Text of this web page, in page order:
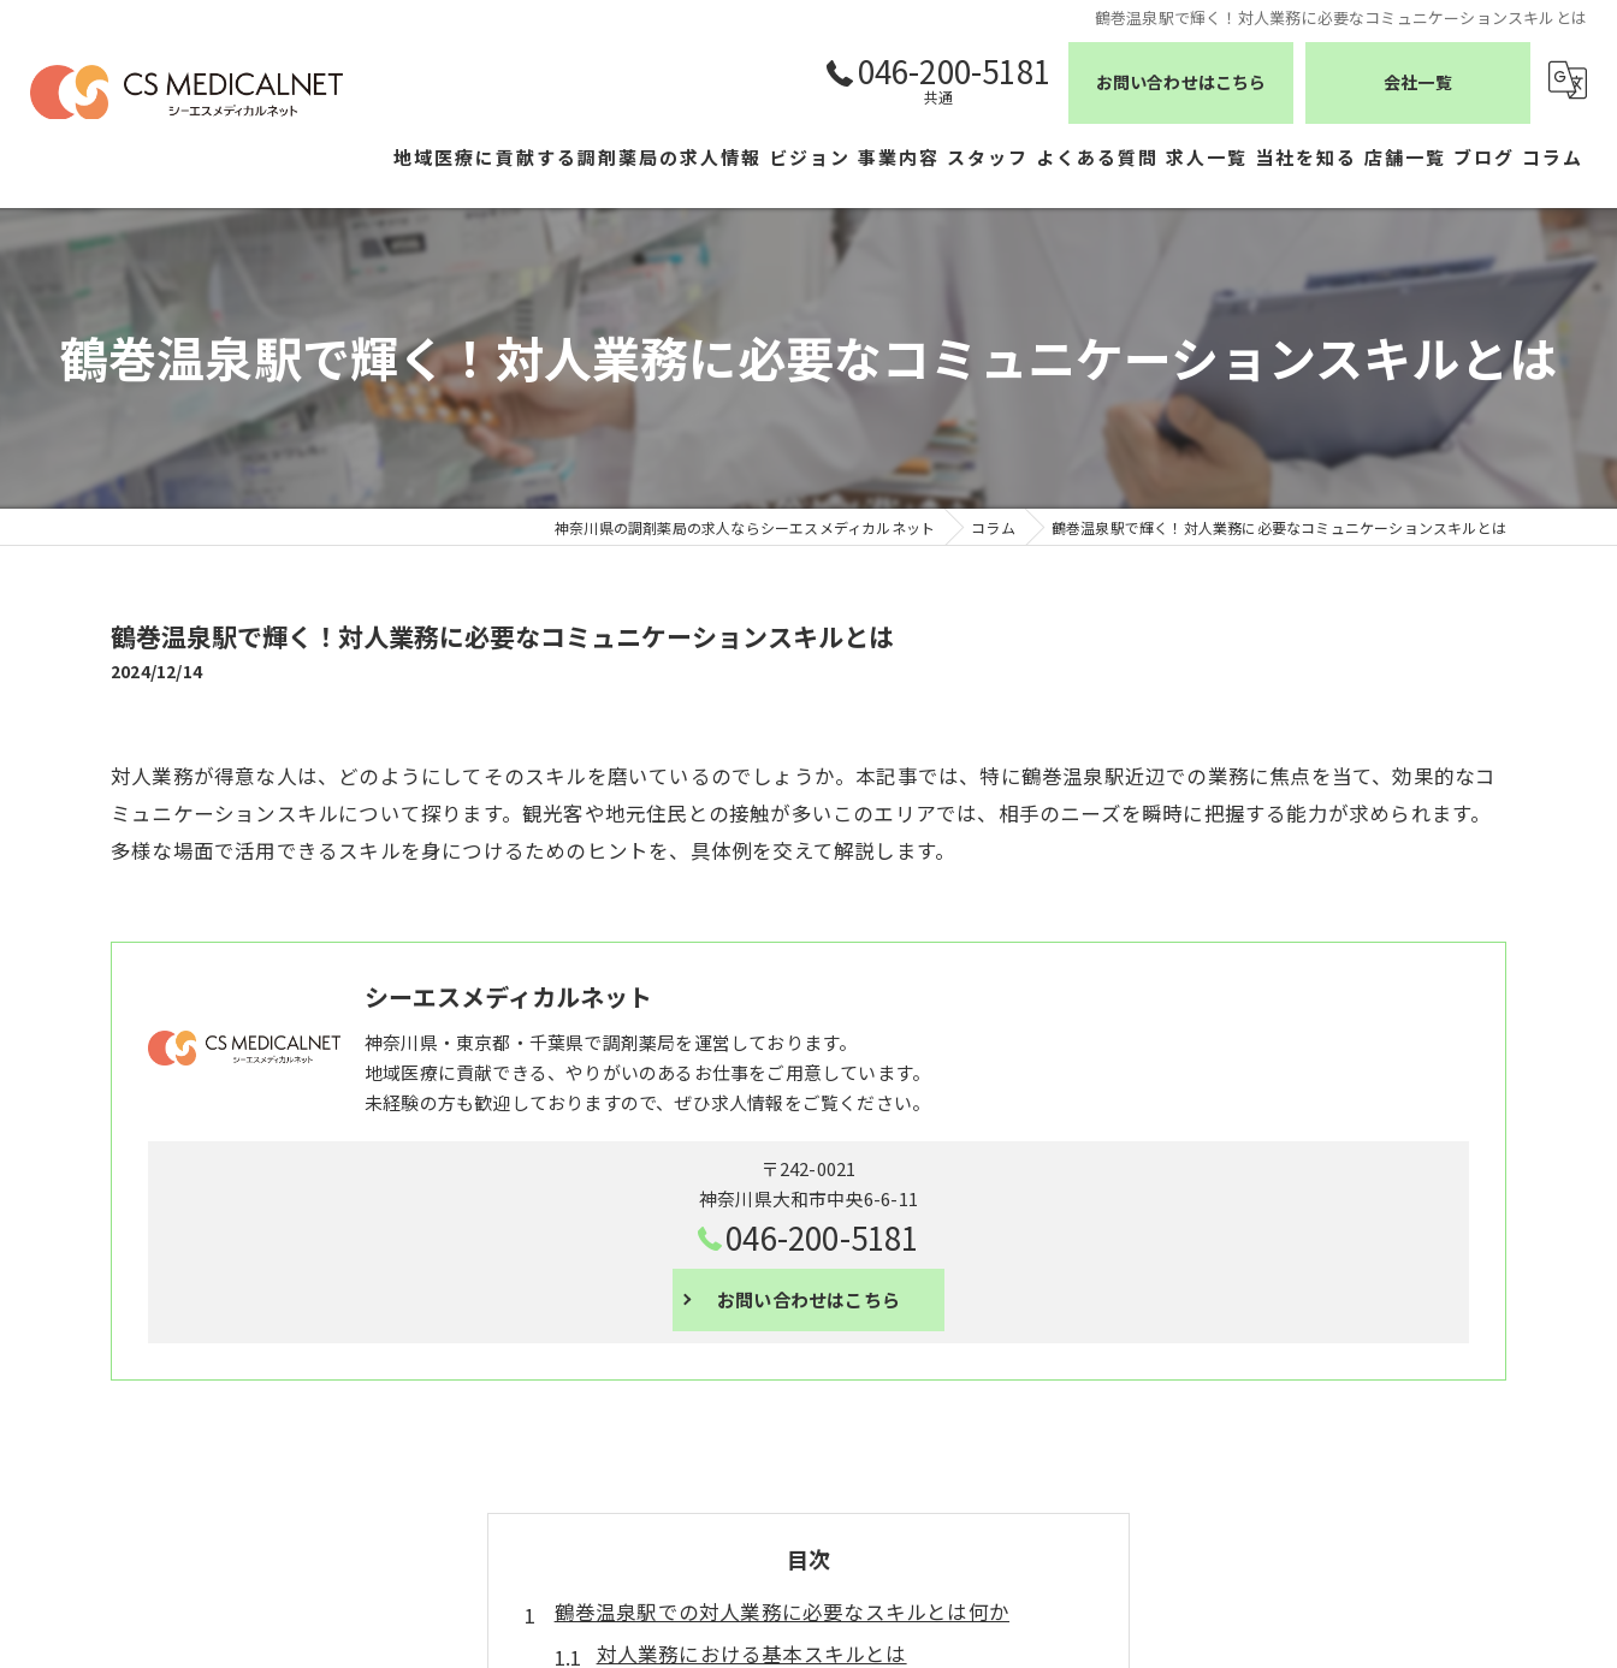
鶴巻温泉駅で輝く！対人業務に必要なコミュニケーションスキルとは
046-200-5181
共通
お問い合わせはこちら 会社一覧
地域医療に貢献する調剤薬局の求人情報 ビジョン 事業内容 スタッフ よくある質問 求人一覧 当社を知る
医療事務
正社員
パート
店舗一覧
シーエスメディカルネット
株式会社ジェムス
株式会社かもめ薬局
有限会社トレーフル
ブログ コラム
鶴巻温泉駅で輝く！対人業務に必要なコミュニケーションスキルとは
神奈川県の調剤薬局の求人ならシーエスメディカルネット コラム 鶴巻温泉駅で輝く！対人業務に必要なコミュニケーションスキルとは
鶴巻温泉駅で輝く！対人業務に必要なコミュニケーションスキルとは
2024/12/14
対人業務が得意な人は、どのようにしてそのスキルを磨いているのでしょうか。本記事では、特に鶴巻温泉駅近辺での業務に焦点を当て、効果的なコ
ミュニケーションスキルについて探ります。観光客や地元住民との接触が多いこのエリアでは、相手のニーズを瞬時に把握する能力が求められます。
多様な場面で活用できるスキルを身につけるためのヒントを、具体例を交えて解説します。
シーエスメディカルネット
神奈川県・東京都・千葉県で調剤薬局を運営しております。
地域医療に貢献できる、やりがいのあるお仕事をご用意しています。
未経験の方も歓迎しておりますので、ぜひ求人情報をご覧ください。
〒242-0021
神奈川県大和市中央6-6-11
046-200-5181
お問い合わせはこちら
目次
鶴巻温泉駅での対人業務に必要なスキルとは何か
対人業務における基本スキルとは